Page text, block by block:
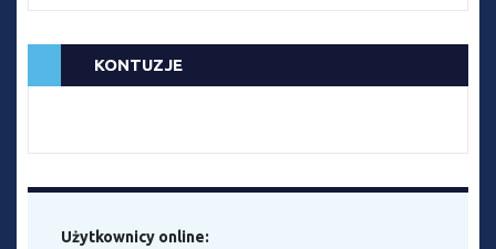
KONTUZJE
Użytkownicy online: